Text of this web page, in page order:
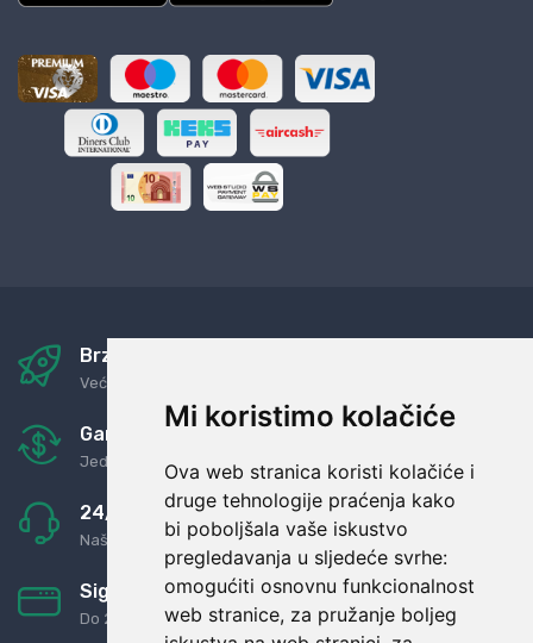
Mi koristimo kolačiće
Ova web stranica koristi kolačiće i
druge tehnologije praćenja kako
bi poboljšala vaše iskustvo
pregledavanja u sljedeće svrhe:
omogućiti osnovnu funkcionalnost
web stranice, za pružanje boljeg
Brza i sigurna dostava
Već za nekoliko dana kod vas
Garancija u povrat novaca
Jednostavno pravilo: Roba za novac
24/7 odlična podrška
Naši agenti uvijek na raspolaganju
Sigurno obročno plaćanje
Do 24 rata bez kamata